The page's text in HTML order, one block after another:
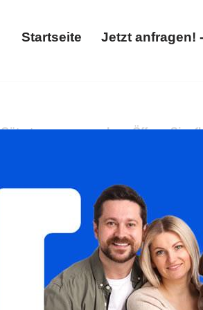
Startseite Jetzt anfragen!
ansehen. Öffnen Sie